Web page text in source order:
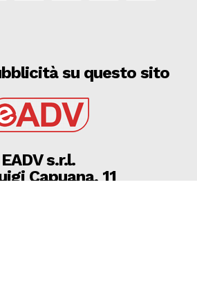
su questo sito
EADV s.r.l.
Capuana, 11